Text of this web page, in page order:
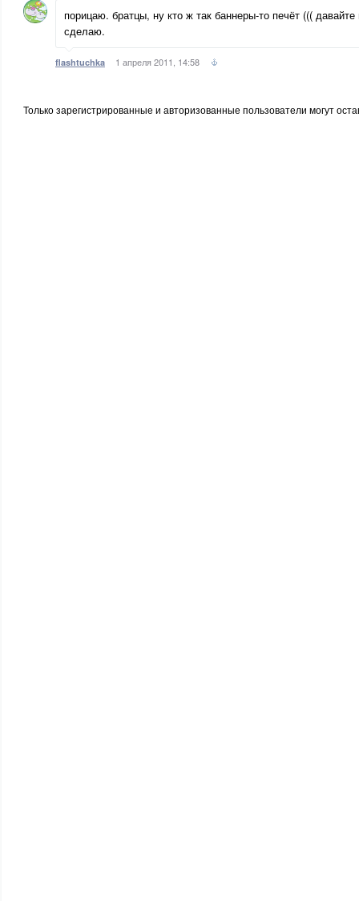
порицаю. братцы, ну кто ж так баннеры-то печёт (((
сделаю.
flashtuchka 1 апреля 2011, 14:58
Только зарегистрированные и авторизованные пользователи могут